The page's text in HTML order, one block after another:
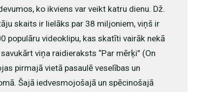
ko ikviens var veikt katru dienu. Dž.
skaits ir lielāks par 38 miljoniem, viņš ir
populāru videoklipu, kas skatīti vairāk nekā
viņa raidieraksts “Par mērķi” (On
pirmajā vietā pasaulē veselības un
Šajā iedvesmojošajā un spēcinošajā